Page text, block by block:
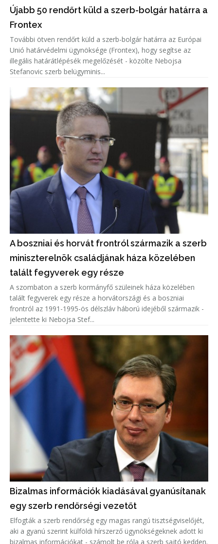
Újabb 50 rendőrt küld a szerb-bolgár határra a
Frontex
További ötven rendőrt küld a szerb-bolgár határra az Európai
Unió határvédelmi ügynöksége (Frontex), hogy segítse az
illegális határátlépésék megelőzését - közölte Nebojsa
Stefanovic szerb belügyminis...
A boszniai és horvát frontról származik a szerb
miniszterelnök családjának háza közelében
talált fegyverek egy része
A szombaton a szerb kormányfő szüleinek háza közelében
talált fegyverek egy része a horvátországi és a boszniai
frontról az 1991-1995-ös délszláv háború idejéből származik -
jelentette ki Nebojsa Stef...
Bizalmas információk kiadásával gyanúsítanak
egy szerb rendőrségi vezetőt
Elfogták a szerb rendőrség egy magas rangú tisztségviselőjét,
aki a gyanú szerint külföldi hírszerző ügynökségeknek adott ki
bizalmas információkat - számolt be róla a szerb sajtó kedden.